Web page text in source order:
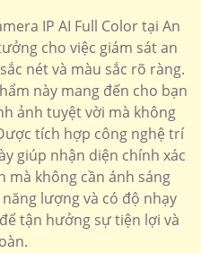
IP AI Full Color tại An
cho việc giám sát an
nét và màu sắc rõ ràng.
này mang đến cho bạn
ảnh tuyệt vời mà không
tích hợp công nghệ trí
giúp nhận diện chính xác
mà không cần ánh sáng
lượng và có độ nhạy
tận hưởng sự tiện lợi và